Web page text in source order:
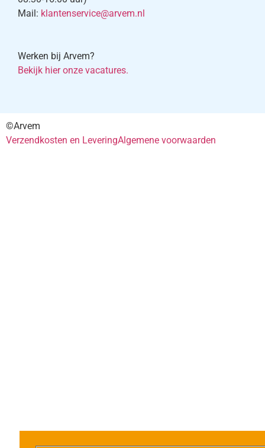
Mail: klantenservice@arvem.nl
Werken bij Arvem?
Bekijk hier onze vacatures.
©Arvem
Verzendkosten en LeveringAlgemene voorwaarden